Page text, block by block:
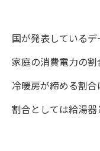
国が発表しているデ
家庭の消費電力の割
冷暖房が締める割合
割合としては給湯器